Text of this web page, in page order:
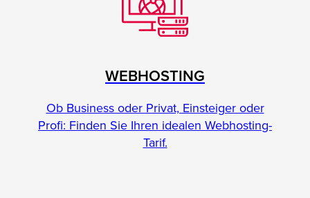
WEBHOSTING
Ob Business oder Privat, Einsteiger oder
Profi: Finden Sie Ihren idealen Webhosting-
Tarif.